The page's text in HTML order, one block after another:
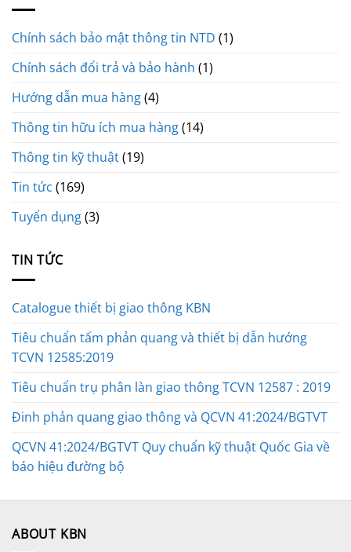
Chính sách bảo mật thông tin NTD (1)
Chính sách đổi trả và bảo hành (1)
Hướng dẫn mua hàng(4)
Thông tin hữu ích mua hàng(14)
Thông tin kỹ thuật(19)
Tin tức (169)
Tuyển dụng(3)
TIN TỨC
Catalogue thiết bị giao thông KBN
Tiêu chuẩn tấm phản quang và thiết bị dẫn hướng
TCVN 12585:2019
Tiêu chuẩn trụ phân làn giao thông TCVN 12587 : 2019
Đinh phản quang giao thông và QCVN 41:2024/BGTVT
QCVN 41:2024/BGTVT Quy chuẩn kỹ thuật Quốc Gia về
báo hiệu đường bộ
ABOUT KBN